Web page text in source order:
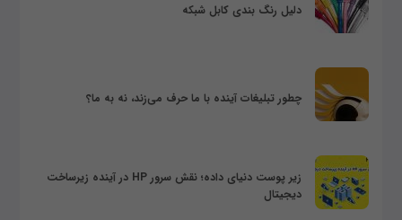
دلیل رنگ بندی کابل شبکه
چطور تبلیغات آینده با ما حرف می‌زند، نه به ما؟
زیر پوست دنیای داده؛ نقش سرور HP در آینده زیرساخت
دیجیتال